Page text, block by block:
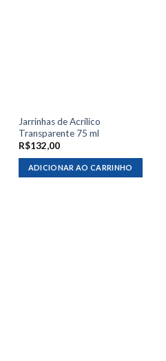
Jarrinhas de Acrílico
Transparente 75 ml
R$132,00
ADICIONAR AO CARRINHO